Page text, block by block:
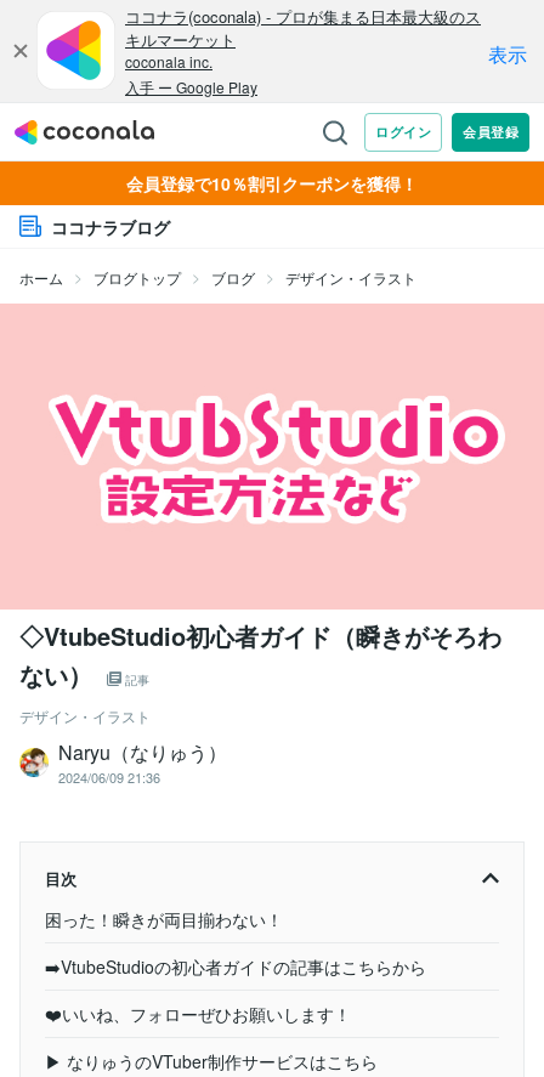
会員登録で10％割引クーポンを獲得！
ココナラブログ
ホーム ブログトップ ブログ デザイン・イラスト
◇VtubeStudio初心者ガイド（瞬きがそろわ
ない）
記事
デザイン・イラスト
Naryu（なりゅう）
2024/06/09 21:36
目次
困った！瞬きが両目揃わない！
➡️VtubeStudioの初心者ガイドの記事はこちらから
❤️いいね、フォローぜひお願いします！
▶ なりゅうのVTuber制作サービスはこちら